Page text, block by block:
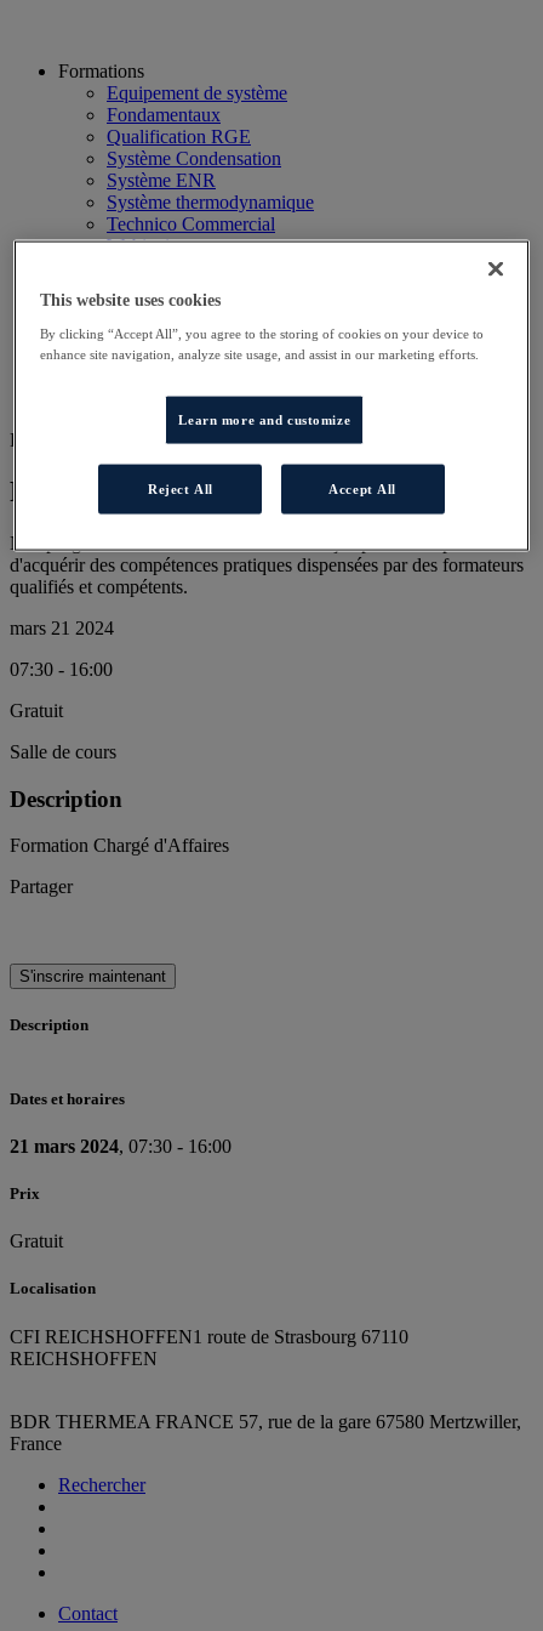
Formations
Equipement de système
Fondamentaux
Qualification RGE
Système Condensation
Système ENR
Système thermodynamique
Technico Commercial
Webinaire
Hôtels
Planning
Contactez-nous
Autres sites
Professionnel
FOR CA
Formation Equipe Export
Nos programmes de formation ont été conçus pour vous permettre
d'acquérir des compétences pratiques dispensées par des formateurs
qualifiés et compétents.
mars 21 2024
07:30 - 16:00
Gratuit
Salle de cours
Description
Formation Chargé d'Affaires
Partager
S'inscrire maintenant
Description
Dates et horaires
21 mars 2024, 07:30 - 16:00
Prix
Gratuit
Localisation
CFI REICHSHOFFEN1 route de Strasbourg 67110
REICHSHOFFEN
BDR THERMEA FRANCE 57, rue de la gare 67580 Mertzwiller,
France
Rechercher
Contact
This website uses cookies
By clicking “Accept All”, you agree to the storing of cookies on your device to
enhance site navigation, analyze site usage, and assist in our marketing efforts.
Learn more and customize
Reject All Accept All